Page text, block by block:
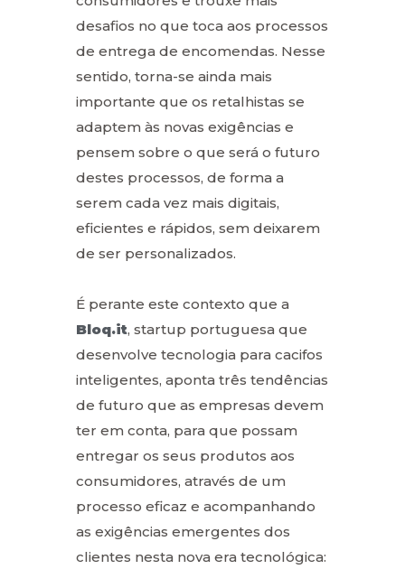
desafios no que toca aos processos
de entrega de encomendas. Nesse
sentido, torna-se ainda mais
importante que os retalhistas se
adaptem às novas exigências e
pensem sobre o que será o futuro
destes processos, de forma a
serem cada vez mais digitais,
eficientes e rápidos, sem deixarem
de ser personalizados.
É perante este contexto que a
Bloq.it, startup portuguesa que
desenvolve tecnologia para cacifos
inteligentes, aponta três tendências
de futuro que as empresas devem
ter em conta, para que possam
entregar os seus produtos aos
consumidores, através de um
processo eficaz e acompanhando
as exigências emergentes dos
clientes nesta nova era tecnológica: